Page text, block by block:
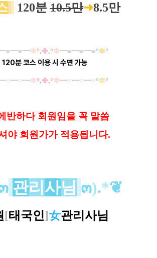
120분10.5만➜8.5만
≡━≡━✼°.✤.°✼━≡━≡━≡°✼°
120분 코스 이용 시 수면 가능
≡━≡━✼°.✤.°✼━≡━≡━≡°✼°
반하다 회원임을 꼭 말씀
야 회원가가 적용됩니다.
관리 사님 ๓).*❦
[태국인]女관리사님